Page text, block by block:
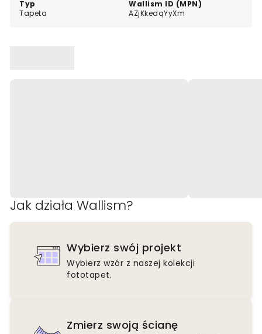
Typ
Tapeta
Wallism ID (MPN)
AZjKkedqYyXm
Jak działa Wallism?
Wybierz swój projekt
Wybierz wzór z naszej kolekcji
fototapet.
Zmierz swoją ścianę